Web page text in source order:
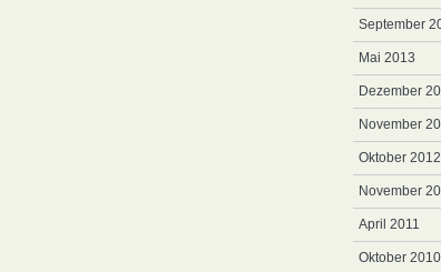
September
Mai 2013
Dezember
November
Oktober 2012
November
April 2011
Oktober 2010